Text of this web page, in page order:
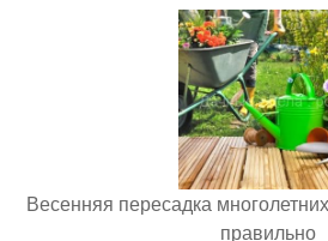
Весенняя пересадка
правильно